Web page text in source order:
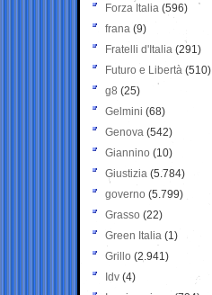
Forza Italia (596)
frana (9)
Fratelli d'Italia (291)
Futuro e Libertà (510)
g8 (25)
Gelmini (68)
Genova (542)
Giannino (10)
Giustizia (5.784)
governo (5.799)
Grasso (22)
Green Italia (1)
Grillo (2.941)
Idv (4)